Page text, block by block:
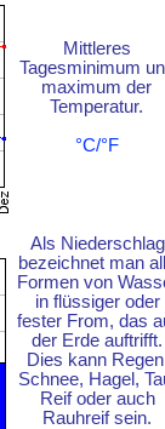
Mittleres
Tagesminimum
maximum der
Temperatur.
°C/°F
Als Niederschlag
bezeichnet man
Formen von
in flüssiger oder
fester From, das
der Erde auftrifft.
Dies kann
Schnee, Hagel,
Reif oder auch
Rauhreif sein.